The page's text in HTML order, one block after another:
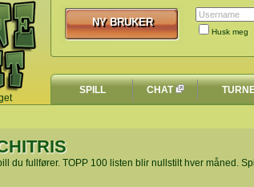
Husk meg
NY BRUKER
NY BRUKER
SPILL CHAT
du fullfører. TOPP 100 listen blir nullstilt hver måned.